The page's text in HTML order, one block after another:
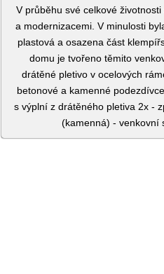
V průběhu své celkové
a modernizacemi. V minulosti
plastová a osazena část
domu je tvořeno těmito
drátěné pletivo v ocelových
betonové a kamenné
s výplní z drátěného pletiva 2x -
(kamenná) - venkovní